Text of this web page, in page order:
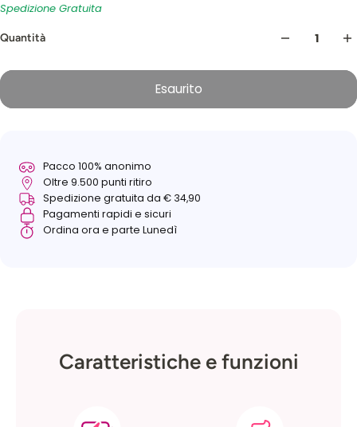
Spedizione Gratuita
Quantità
Esaurito
Pacco 100% anonimo
Oltre 9.500 punti ritiro
Spedizione gratuita da € 34,90
Pagamenti rapidi e sicuri
Ordina ora e parte Lunedì
Caratteristiche e funzioni